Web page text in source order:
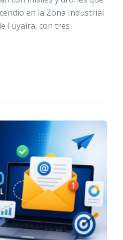
en la Zona Industrial
Fuyaira, con tres